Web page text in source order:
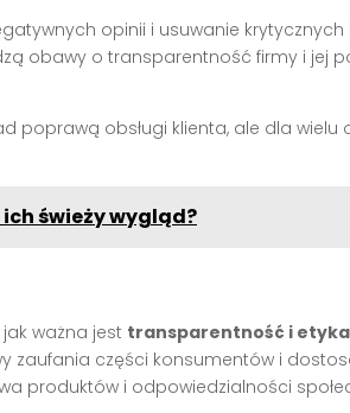
opinii i usuwanie
obawy o transparentność firmy i jej
poprawą obsługi klienta, ale dla
świeży wygląd?
ważna jest transparentność i
zaufania części konsumentów i
produktów i odpowiedzialności